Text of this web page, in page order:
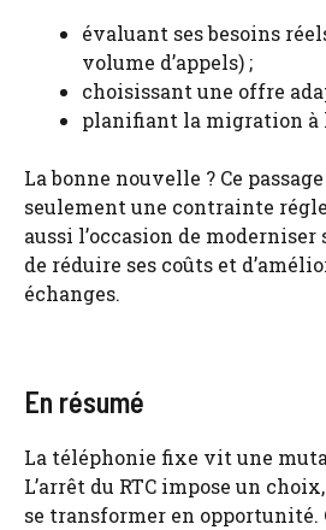
évaluant ses besoins
volume d’appels) ;
choisissant une offre
planifiant la migration à
La bonne nouvelle ? Ce passage
seulement une contrainte
aussi l’occasion de
de réduire ses coûts et
échanges.
En résumé
La téléphonie fixe vit une
L’arrêt du RTC impose un
se transformer en opportunité.